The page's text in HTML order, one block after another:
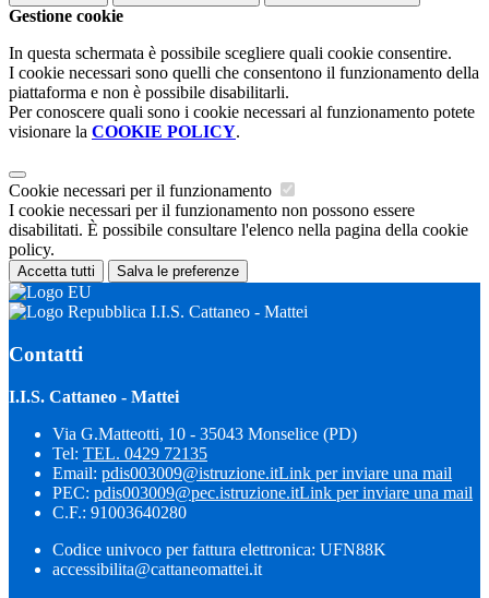
Gestione cookie
In questa schermata è possibile scegliere quali cookie consentire.
I cookie necessari sono quelli che consentono il funzionamento della
piattaforma e non è possibile disabilitarli.
Per conoscere quali sono i cookie necessari al funzionamento potete
visionare la COOKIE POLICY.
Cookie necessari per il funzionamento
I cookie necessari per il funzionamento non possono essere
disabilitati. È possibile consultare l'elenco nella pagina della cookie
policy.
Accetta tutti Salva le preferenze
I.I.S. Cattaneo - Mattei
Contatti
I.I.S. Cattaneo - Mattei
Via G.Matteotti, 10 - 35043 Monselice (PD)
Tel: TEL. 0429 72135
Email: pdis003009@istruzione.itLink per inviare una mail
PEC: pdis003009@pec.istruzione.itLink per inviare una mail
C.F.: 91003640280
Codice univoco per fattura elettronica: UFN88K
accessibilita@cattaneomattei.it